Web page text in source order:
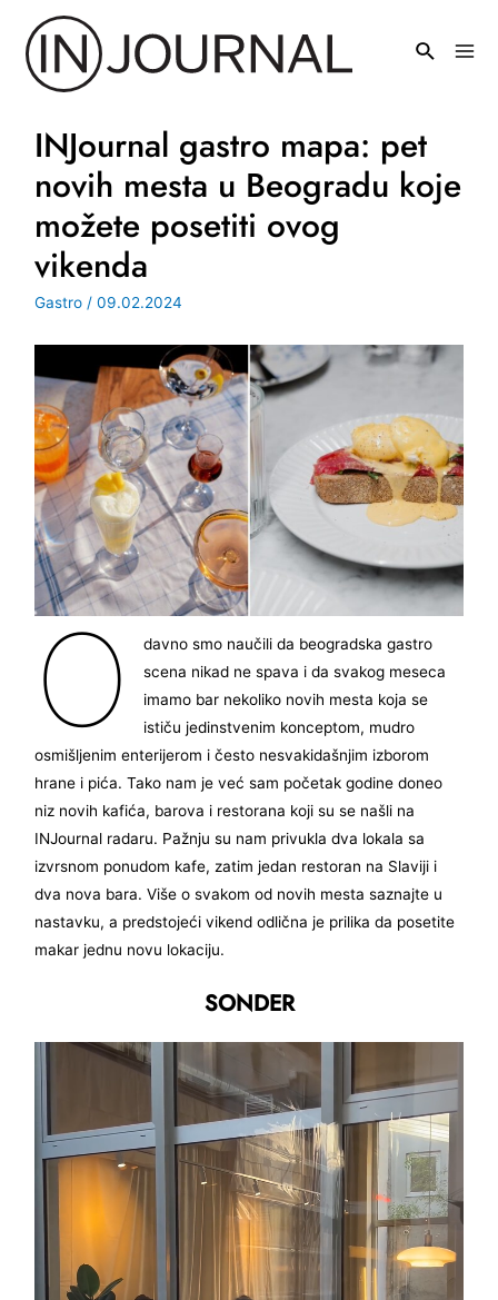
sadržaj
INJournal gastro mapa: pet
novih mesta u Beogradu koje
možete posetiti ovog
vikenda
Gastro /09.02.2024
O
davno smo naučili da beogradska gastro
scena nikad ne spava i da svakog meseca
imamo bar nekoliko novih mesta koja se
ističu jedinstvenim konceptom, mudro
osmišljenim enterijerom i često nesvakidašnjim izborom
hrane i pića. Tako nam je već sam početak godine doneo
niz novih kafića, barova i restorana koji su se našli na
INJournal radaru. Pažnju su nam privukla dva lokala sa
izvrsnom ponudom kafe, zatim jedan restoran na Slaviji i
dva nova bara. Više o svakom od novih mesta saznajte u
nastavku, a predstojeći vikend odlična je prilika da posetite
makar jednu novu lokaciju.
SONDER